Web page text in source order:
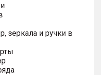
зеркала и ручки в